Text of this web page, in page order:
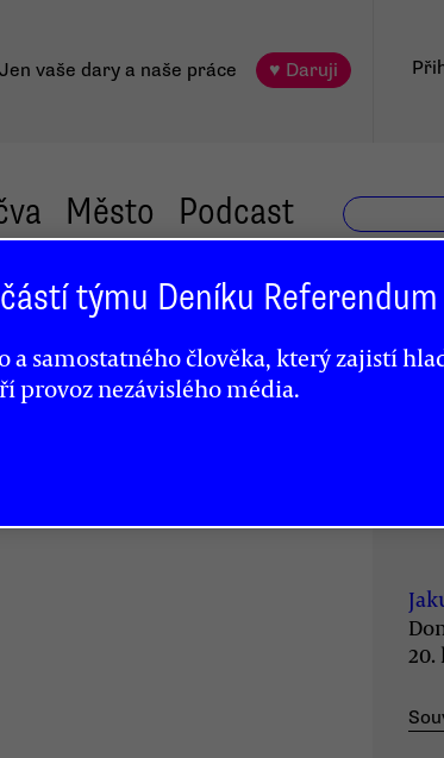
Jen vaše dary a naše práce ♥ Daruji
Město Podcast
20.
týmu Deníku Referendum
a samostatného člověka, který zajistí
provoz nezávislého média.